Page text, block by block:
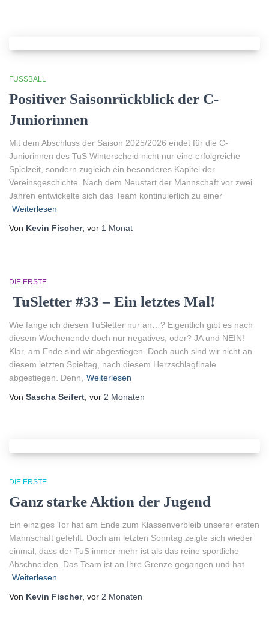
FUSSBALL
Positiver Saisonrückblick der C-
Juniorinnen
Mit dem Abschluss der Saison 2025/2026 endet für die C-
Juniorinnen des TuS Winterscheid nicht nur eine erfolgreiche
Spielzeit, sondern zugleich ein besonderes Kapitel der
Vereinsgeschichte. Nach dem Neustart der Mannschaft vor zwei
Jahren entwickelte sich das Team kontinuierlich zu einer
Weiterlesen
Von Kevin Fischer, vor 1 Monat
DIE ERSTE
TuSletter #33 – Ein letztes Mal!
Wie fange ich diesen TuSletter nur an…? Eigentlich gibt es nach
diesem Wochenende doch nur negatives, oder? JA und NEIN!
Klar, am Ende sind wir abgestiegen. Doch auch sind wir nicht an
diesem letzten Spieltag, nach diesem Herzschlagfinale
abgestiegen. Denn,
Weiterlesen
Von Sascha Seifert , vor 2 Monaten
DIE ERSTE
Ganz starke Aktion der Jugend
Ein einziges Tor hat am Ende zum Klassenverbleib unserer ersten
Mannschaft gefehlt. Doch am letzten Sonntag zeigte sich wieder
einmal, dass der TuS immer mehr ist als das reine sportliche
Abschneiden. Das Team ist an Ihre Grenze gegangen und hat
Weiterlesen
Von Kevin Fischer, vor 2 Monaten